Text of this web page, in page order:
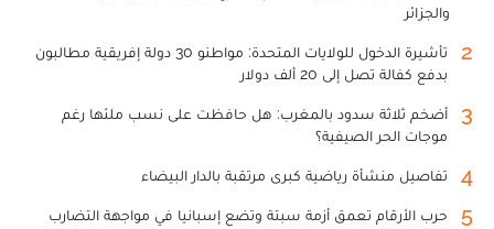
والجزائر
2
تأشيرة الدخول للولايات المتحدة: مواطنو 30 دولة إفريقية مطالبون
بدفع كفالة تصل إلى 20 ألف دولار
3
أضخم ثلاثة سدود بالمغرب: هل حافظت على نسب ملئها رغم
موجات الحر الصيفية؟
4 تفاصيل منشأة رياضية كبرى مرتقبة بالدار البيضاء
5
حرب الأرقام تعمق أزمة سبتة وتضع إسبانيا في مواجهة التضارب